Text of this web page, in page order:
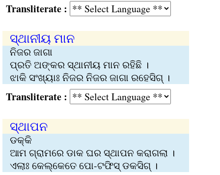
:
ସ୍ଥାନୀୟ ମାନ
ନିଜର ଜାଗା
ପ୍ରତି ଅଙ୍କର ସ୍ଥାନୀୟ ମାନ ରହିଛି ।
ଝାକି ସଂଖ୍ୟାଃ ନିଜର ନିଜର ଜାଗା ରହେସିଗ୍‌ ।
:
ସ୍ଥାପନ
ଡକ୍‌କି
ଆମ ଗ୍ରାମରେ ଡାକ ଘର ସ୍ଥାପନ କରାଗଲା ।
ଏଲାଃ କେଲ୍‌କେତେ ପୋ-ଟଫିସ୍‌ ଡକସିଗ୍‌ ।